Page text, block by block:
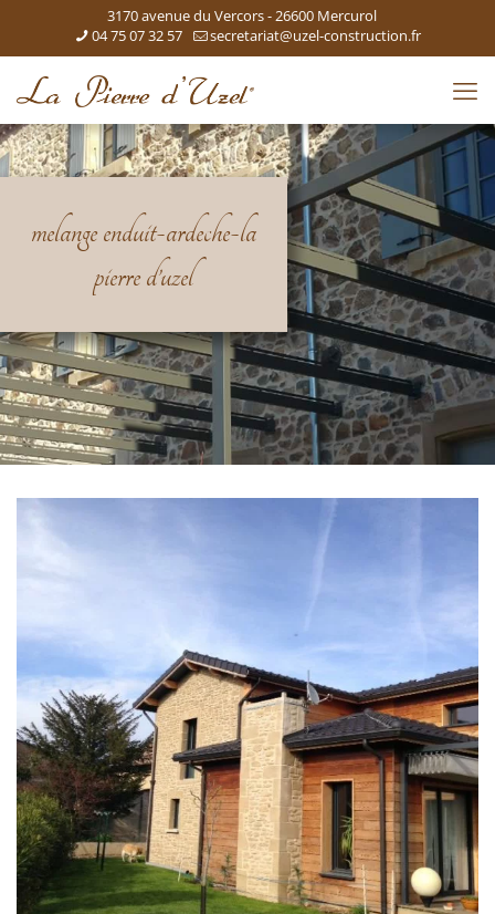
3170 avenue du Vercors - 26600 Mercurol
04 75 07 32 57
secretariat@uzel-construction.fr
melange enduit-ardeche-la
pierre d’uzel